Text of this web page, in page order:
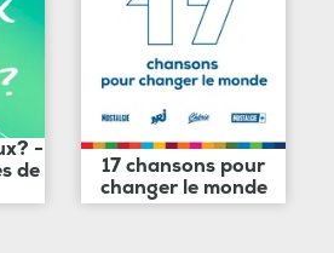
-
de
17 chansons pour
changer le monde